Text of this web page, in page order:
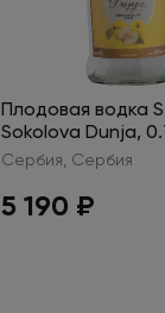
Плодовая водка
Sokolova Dunja,
Сербия, Сербия
5 190 ₽